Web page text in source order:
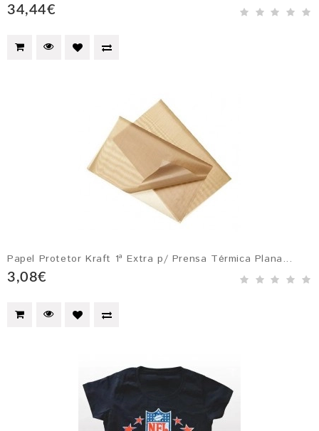
34,44€
Papel Protetor Kraft 1ª Extra p/ Prensa Térmica Plana...
3,08€